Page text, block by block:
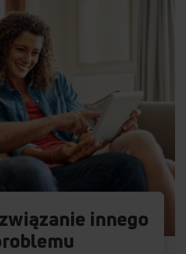
innego